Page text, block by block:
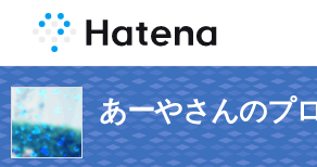
あーやさんのプ